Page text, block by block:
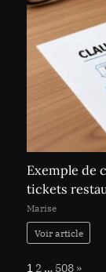
Exemple de
tickets
Marise
Voir article
Page:
1 2 … 508 Next
»